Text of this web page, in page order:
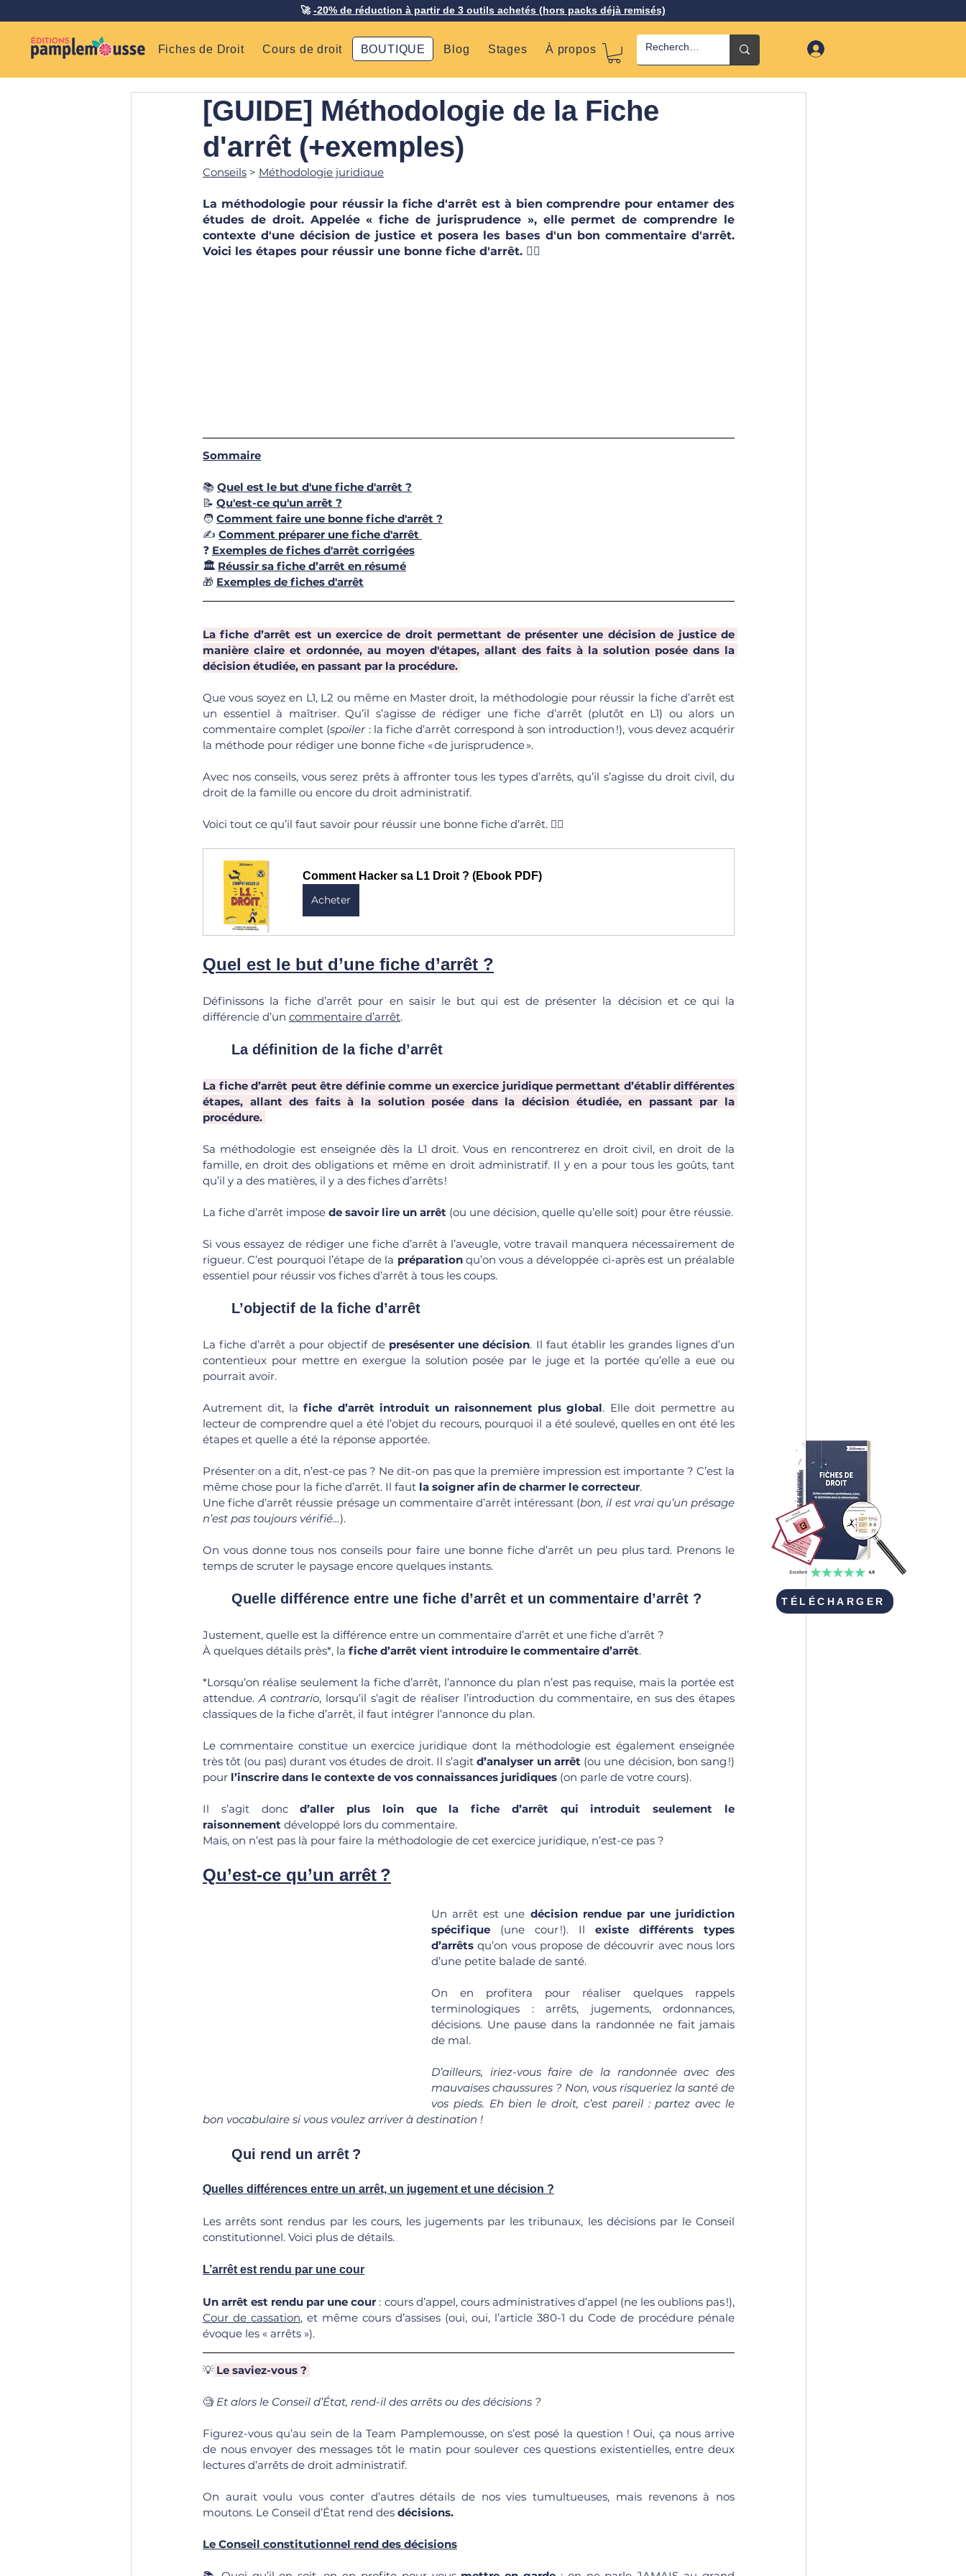
🚀-20% de réduction à partir de 3 outils achetés (hors packs déjà remisés)
Fiches de Droit Cours de droit BOUTIQUE Blog Stages À propos
[GUIDE] Méthodologie de la Fiche
d'arrêt (+exemples)
Conseils > Méthodologie juridique
La méthodologie pour réussir la fiche d'arrêt est à bien comprendre pour entamer des
études de droit. Appelée « fiche de jurisprudence », elle permet de comprendre le
contexte d'une décision de justice et posera les bases d'un bon commentaire d'arrêt.
Voici les étapes pour réussir une bonne fiche d'arrêt. 🧙‍♀️
Sommaire
📚 Quel est le but d'une fiche d'arrêt ?
📝 Qu'est-ce qu'un arrêt ?
🧑‍ Comment faire une bonne fiche d'arrêt ?
✍️ Comment préparer une fiche d'arrêt
❓ Exemples de fiches d'arrêt corrigées
🏛 Réussir sa fiche d’arrêt en résumé
🎁 Exemples de fiches d'arrêt
La fiche d’arrêt est un exercice de droit permettant de présenter une décision de justice de
manière claire et ordonnée, au moyen d'étapes, allant des faits à la solution posée dans la
décision étudiée, en passant par la procédure.
Que vous soyez en L1, L2 ou même en Master droit, la méthodologie pour réussir la fiche d’arrêt est
un essentiel à maîtriser. Qu’il s’agisse de rédiger une fiche d’arrêt (plutôt en L1) ou alors un
commentaire complet (spoiler : la fiche d’arrêt correspond à son introduction !), vous devez acquérir
la méthode pour rédiger une bonne fiche « de jurisprudence ».
Avec nos conseils, vous serez prêts à affronter tous les types d’arrêts, qu’il s’agisse du droit civil, du
droit de la famille ou encore du droit administratif.
Voici tout ce qu’il faut savoir pour réussir une bonne fiche d’arrêt. 🧙‍♀️
Comment Hacker sa L1 Droit ? (Ebook PDF)
Acheter
Quel est le but d’une fiche d’arrêt ?
Définissons la fiche d’arrêt pour en saisir le but qui est de présenter la décision et ce qui la
différencie d’un commentaire d’arrêt.
	La définition de la fiche d’arrêt
La fiche d’arrêt peut être définie comme un exercice juridique permettant d’établir différentes
étapes, allant des faits à la solution posée dans la décision étudiée, en passant par la
procédure.
Sa méthodologie est enseignée dès la L1 droit. Vous en rencontrerez en droit civil, en droit de la
famille, en droit des obligations et même en droit administratif. Il y en a pour tous les goûts, tant
qu’il y a des matières, il y a des fiches d’arrêts !
La fiche d’arrêt impose de savoir lire un arrêt
Si vous essayez de rédiger une fiche d’arrêt à l’aveugle, votre travail manquera nécessairement de
rigueur. C’est pourquoi l’étape de la préparation qu’on vous a développée ci-après est un préalable
essentiel pour réussir vos fiches d’arrêt à tous les coups.
	L’objectif de la fiche d’arrêt
La fiche d’arrêt a pour objectif de presésenter une décision. Il faut établir les grandes lignes d’un
contentieux pour mettre en exergue la solution posée par le juge et la portée qu’elle a eue ou
pourrait avoir.
Autrement dit, la fiche d’arrêt introduit un raisonnement plus global. Elle doit permettre au
lecteur de comprendre quel a été l’objet du recours, pourquoi il a été soulevé, quelles en ont été les
étapes et quelle a été la réponse apportée.
Présenter on a dit, n’est-ce pas ? Ne dit-on pas que la première impression est importante ? C’est la
même chose pour la fiche d’arrêt. Il faut la soigner afin de charmer le correcteur.
Une fiche d’arrêt réussie présage un commentaire d’arrêt intéressant (bon, il est vrai qu’un présage
n’est pas toujours vérifié…).
On vous donne tous nos conseils pour faire une bonne fiche d’arrêt un peu plus tard. Prenons le
temps de scruter le paysage encore quelques instants.
	Quelle différence entre une fiche d’arrêt et un commentaire d’arrêt ?
Justement, quelle est la différence entre un commentaire d’arrêt et une fiche d’arrêt ?
À quelques détails près*, la fiche d’arrêt vient introduire le commentaire d’arrêt.
*Lorsqu’on réalise seulement la fiche d’arrêt, l’annonce du plan n’est pas requise, mais la portée est
attendue. A contrario, lorsqu’il s’agit de réaliser l’introduction du commentaire, en sus des étapes
classiques de la fiche d’arrêt, il faut intégrer l’annonce du plan.
Le commentaire constitue un exercice juridique dont la méthodologie est également enseignée
très tôt (ou pas) durant vos études de droit. Il s’agit d’analyser un arrêt (ou une décision, bon sang !)
pour l’inscrire dans le contexte de vos connaissances juridiques (on parle de votre cours).
Il s’agit donc d’aller plus loin que la fiche d’arrêt qui introduit seulement le
raisonnement développé lors du commentaire.
Mais, on n’est pas là pour faire la méthodologie de cet exercice juridique, n’est-ce pas ?
Qu’est-ce qu’un arrêt ?
Un arrêt est une décision rendue par une juridiction
spécifique (une cour !). Il existe différents types
d’arrêts qu’on vous propose de découvrir avec nous lors
d’une petite balade de santé.
On en profitera pour réaliser quelques rappels
terminologiques : arrêts, jugements, ordonnances,
décisions. Une pause dans la randonnée ne fait jamais
de mal.
D’ailleurs, iriez-vous faire de la randonnée avec des
mauvaises chaussures ? Non, vous risqueriez la santé de
vos pieds. Eh bien le droit, c’est pareil : partez avec le
bon vocabulaire si vous voulez arriver à destination !
	Qui rend un arrêt ?
Quelles différences entre un arrêt, un jugement et une décision ?
Les arrêts sont rendus par les cours, les jugements par les tribunaux, les décisions par le Conseil
constitutionnel. Voici plus de détails.
L’arrêt est rendu par une cour
Un arrêt est rendu par une cour
Cour de cassation, et même cours d’assises (oui, oui, l’article 380-1 du Code de procédure pénale
évoque les « arrêts »).
💡 Le saviez-vous ?
🧐 Et alors le Conseil d’État, rend-il des arrêts ou des décisions ?
Figurez-vous qu’au sein de la Team Pamplemousse, on s’est posé la question ! Oui, ça nous arrive
de nous envoyer des messages tôt le matin pour soulever ces questions existentielles, entre deux
lectures d’arrêts de droit administratif.
On aurait voulu vous conter d’autres détails de nos vies tumultueuses, mais revenons à nos
moutons. Le Conseil d’État rend des décisions.
Le Conseil constitutionnel rend des décisions
TÉLÉCHARGER